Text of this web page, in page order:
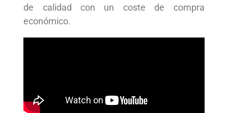
de calidad con un coste de compra
económico.